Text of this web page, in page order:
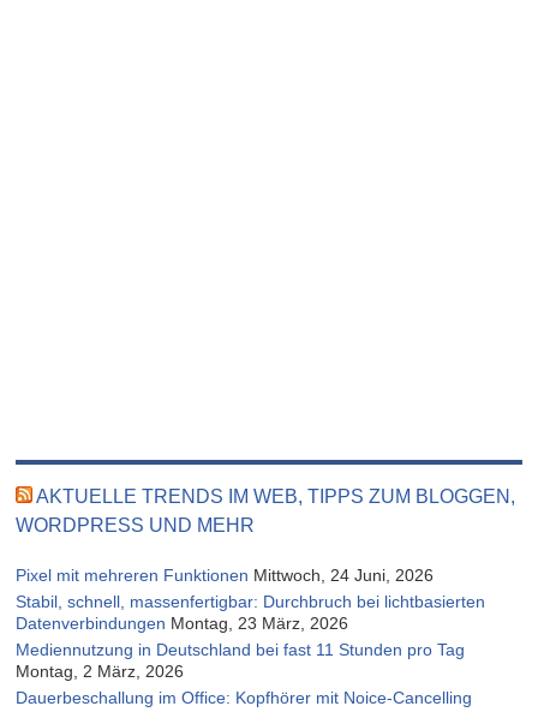
AKTUELLE TRENDS IM WEB, TIPPS ZUM BLOGGEN,
WORDPRESS UND MEHR
Pixel mit mehreren Funktionen Mittwoch, 24 Juni, 2026
Stabil, schnell, massenfertigbar: Durchbruch bei lichtbasierten
Datenverbindungen Montag, 23 März, 2026
Mediennutzung in Deutschland bei fast 11 Stunden pro Tag
Montag, 2 März, 2026
Dauerbeschallung im Office: Kopfhörer mit Noice-Cancelling